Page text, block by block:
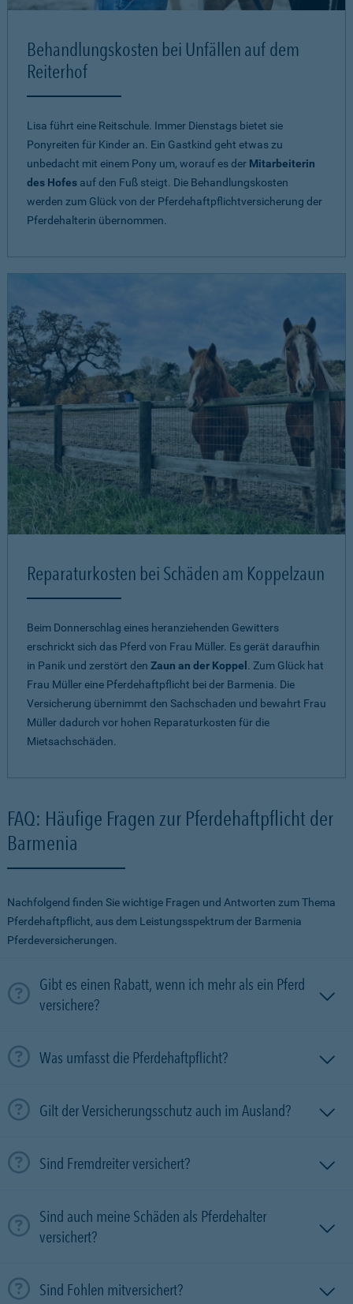
Behandlungskosten bei Unfällen auf dem
Reiterhof
Lisa führt eine Reitschule. Immer Dienstags bietet sie
Ponyreiten für Kinder an. Ein Gastkind geht etwas zu
unbedacht mit einem Pony um, worauf es der Mitarbeiterin
des Hofes auf den Fuß steigt. Die Behandlungskosten
werden zum Glück von der Pferdehaftpflichtversicherung der
Pferdehalterin übernommen.
Reparaturkosten bei Schäden am Koppelzaun
Beim Donnerschlag eines heranziehenden Gewitters
erschrickt sich das Pferd von Frau Müller. Es gerät daraufhin
in Panik und zerstört den Zaun an der Koppel . Zum Glück hat
Frau Müller eine Pferdehaftpflicht bei der Barmenia. Die
Versicherung übernimmt den Sachschaden und bewahrt Frau
Müller dadurch vor hohen Reparaturkosten für die
Mietsachschäden.
FAQ: Häufige Fragen zur Pferdehaftpflicht der
Barmenia
Nachfolgend finden Sie wichtige Fragen und Antworten zum Thema
Pferdehaftpflicht, aus dem Leistungsspektrum der Barmenia
Pferdeversicherungen.
Gibt es einen Rabatt, wenn ich mehr als ein Pferd
versichere?
Was umfasst die Pferdehaftpflicht?
Gilt der Versicherungsschutz auch im Ausland?
Sind Fremdreiter versichert?
Sind auch meine Schäden als Pferdehalter
versichert?
Sind Fohlen mitversichert?